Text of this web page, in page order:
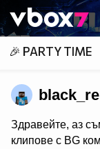
👾
🎉 PARTY TIME
Здравейте, аз
клипове с BG